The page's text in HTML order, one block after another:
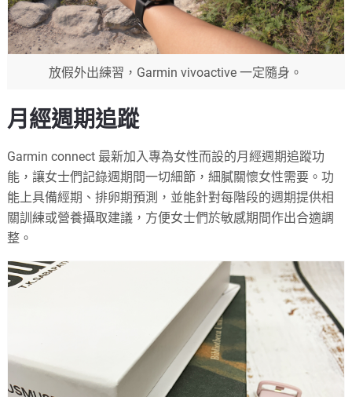
放假外出練習，Garmin vivoactive 一定隨身。
月經週期追蹤
Garmin connect 最新加入專為女性而設的月經週期追蹤功
能，讓女士們記錄週期間一切細節，細膩關懷女性需要。功
能上具備經期、排卵期預測，並能針對每階段的週期提供相
關訓練或營養攝取建議，方便女士們於敏感期間作出合適調
整。